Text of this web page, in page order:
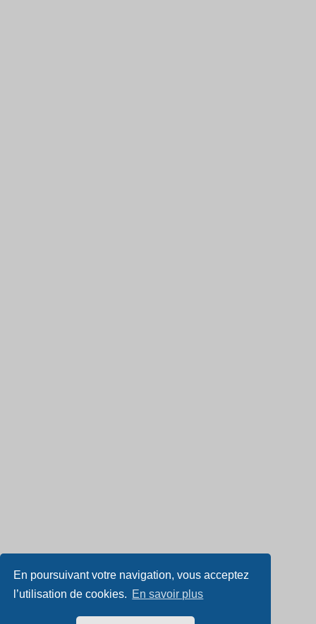
En poursuivant votre navigation, vous acceptez
l’utilisation de cookies. En savoir plus